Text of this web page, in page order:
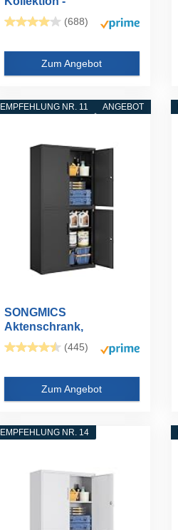
Aktenschrank...
(688)
Zum Angebot
ANGEBOT
EMPFEHLUNG NR. 11
SONGMICS
Aktenschrank,
Mehrzweckschrank...
(445)
Zum Angebot
EMPFEHLUNG NR. 14